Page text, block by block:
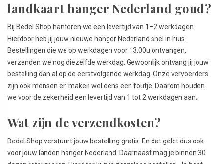
landkaart hanger Nederland goud?
Bij Bedel.Shop hanteren we een levertijd van 1–2 werkdagen.
Hierdoor heb jij jouw nieuwe hanger Nederland snel in huis.
Bestellingen die we op werkdagen voor 13.00u ontvangen,
verzenden we nog diezelfde werkdag. Gewoonlijk ontvang jij jouw
bestelling dan al op de eerstvolgende werkdag. Onze vervoerders
zijn ook mensen en maken wel eens een foutje. Daarom houden
we voor de zekerheid een levertijd van 1 tot 2 werkdagen aan.
Wat zijn de verzendkosten?
Bedel.Shop verstuurt jouw bestelling gratis. En dat geldt dus ook
voor jouw landen hanger Nederland. Daarnaast mag je binnen 30